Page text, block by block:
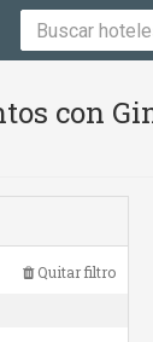
con
Quitar filtro